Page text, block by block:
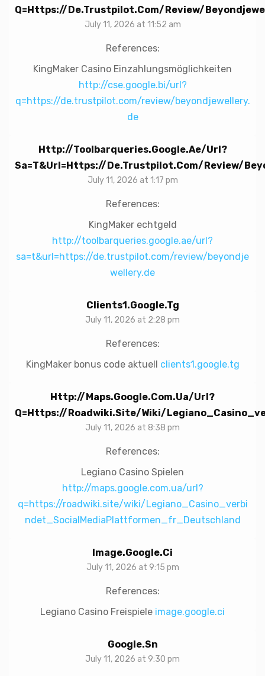
Q=https://de.trustpilot.com/review/
July 11, 2026 at 11:52 am
References:
KingMaker Casino Einzahlungsmöglichkeiten
http://cse.google.bi/url?
q=https://de.trustpilot.com/review/beyondjewellery.
de
Http://toolbarqueries.google.ae/url?
Sa=t&url=https://de.trustpilot.com/review/
July 11, 2026 at 1:17 pm
References:
KingMaker echtgeld
http://toolbarqueries.google.ae/url?
sa=t&url=https://de.trustpilot.com/review/beyondje
wellery.de
Clients1.google.tg
July 11, 2026 at 2:28 pm
References:
KingMaker bonus code aktuell clients1.google.tg
Http://maps.google.com.ua/url?
Q=https://roadwiki.site/wiki/
July 11, 2026 at 8:38 pm
References:
Legiano Casino Spielen
http://maps.google.com.ua/url?
q=https://roadwiki.site/wiki/Legiano_Casino_verbi
ndet_SocialMediaPlattformen_fr_Deutschland
Image.google.ci
July 11, 2026 at 9:15 pm
References:
Legiano Casino Freispiele image.google.ci
Google.sn
July 11, 2026 at 9:30 pm